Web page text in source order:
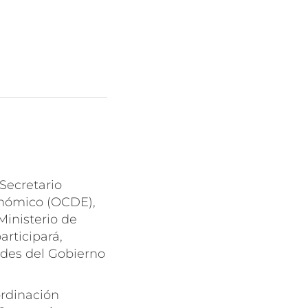
(OCDE),
de
del Gobierno